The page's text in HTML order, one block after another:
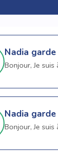
Nadia
Bonjour, Je
Nadia
Bonjour, Je